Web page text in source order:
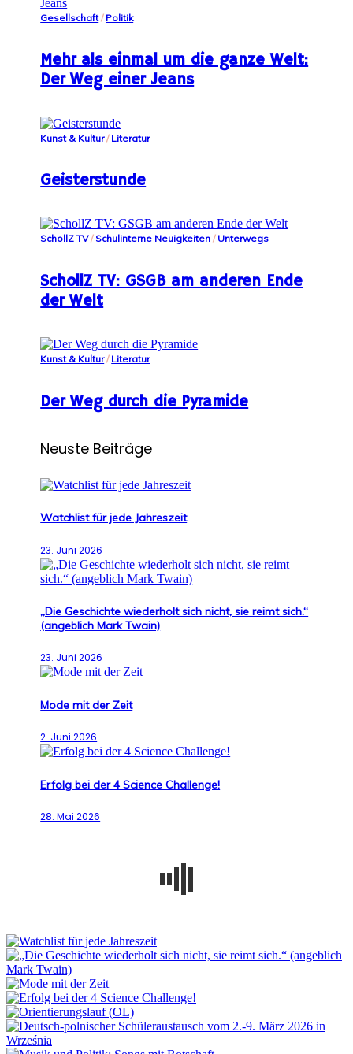
Gesellschaft/ Politik
Mehr als einmal um die ganze Welt:
Der Weg einer Jeans
Kunst & Kultur/ Literatur
Geisterstunde
SchollZ TV/ Schulinterne Neuigkeiten / Unterwegs
SchollZ TV: GSGB am anderen Ende
der Welt
Kunst & Kultur/ Literatur
Der Weg durch die Pyramide
Neuste Beiträge
Watchlist für jede Jahreszeit
23. Juni 2026
„Die Geschichte wiederholt sich nicht, sie reimt sich.“
(angeblich Mark Twain)
23. Juni 2026
Mode mit der Zeit
2. Juni 2026
Erfolg bei der 4 Science Challenge!
28. Mai 2026